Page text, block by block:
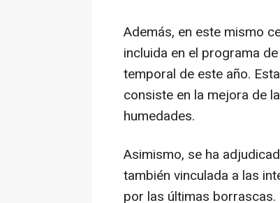
Además, en este mismo
incluida en el programa
temporal de este año.
consiste en la mejora de
humedades.
Asimismo, se ha
también vinculada a las
por las últimas